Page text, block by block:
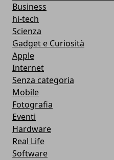
Business
hi-tech
Scienza
Gadget e Curiosità
Apple
Internet
Senza categoria
Mobile
Fotografia
Eventi
Hardware
Real Life
Software